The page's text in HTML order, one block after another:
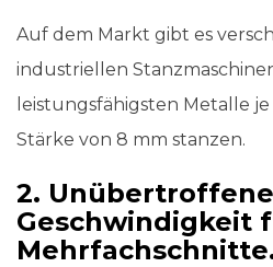
Auf dem Markt gibt es
industriellen
leistungsfähigsten Metalle
Stärke von 8 mm stanzen.
2. Unübertroffene
Geschwindigkeit